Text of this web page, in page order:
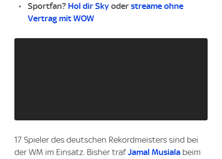
Sportfan? Hol dir Sky oder streame ohne
Vertrag mit WOW
17 Spieler des deutschen Rekordmeisters sind bei
der WM im Einsatz. Bisher trafJamal Musiala beim